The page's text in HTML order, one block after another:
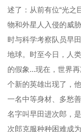
述了：从前有位“光之
物和外星人入侵的威
时与科学考察队员早
地球。时至今日，人
的假象...现在，世界
个新的英雄出现了，
一名中等身材、多愁
名字叫早田进次郎，
次郎克服种种困难成